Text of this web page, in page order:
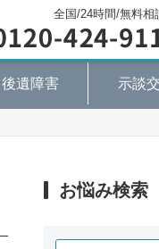
全国/24時間/無料相
後遺障害 示談
お悩み検索